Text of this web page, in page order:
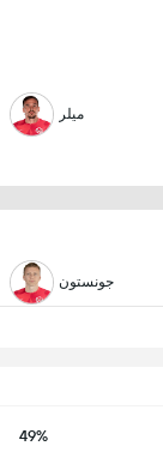
ميلر
جونستون
49%